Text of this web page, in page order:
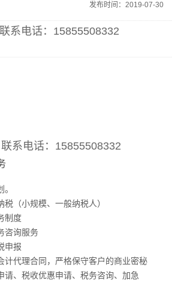
发布时间：2019-07-30
系电话：15855508332
联系电话：15855508332
（小规模、一般纳税人）
制度
咨询服务
申报
代理合同，严格保守客户的商业密秘
、税收优惠申请、税务咨询、加急